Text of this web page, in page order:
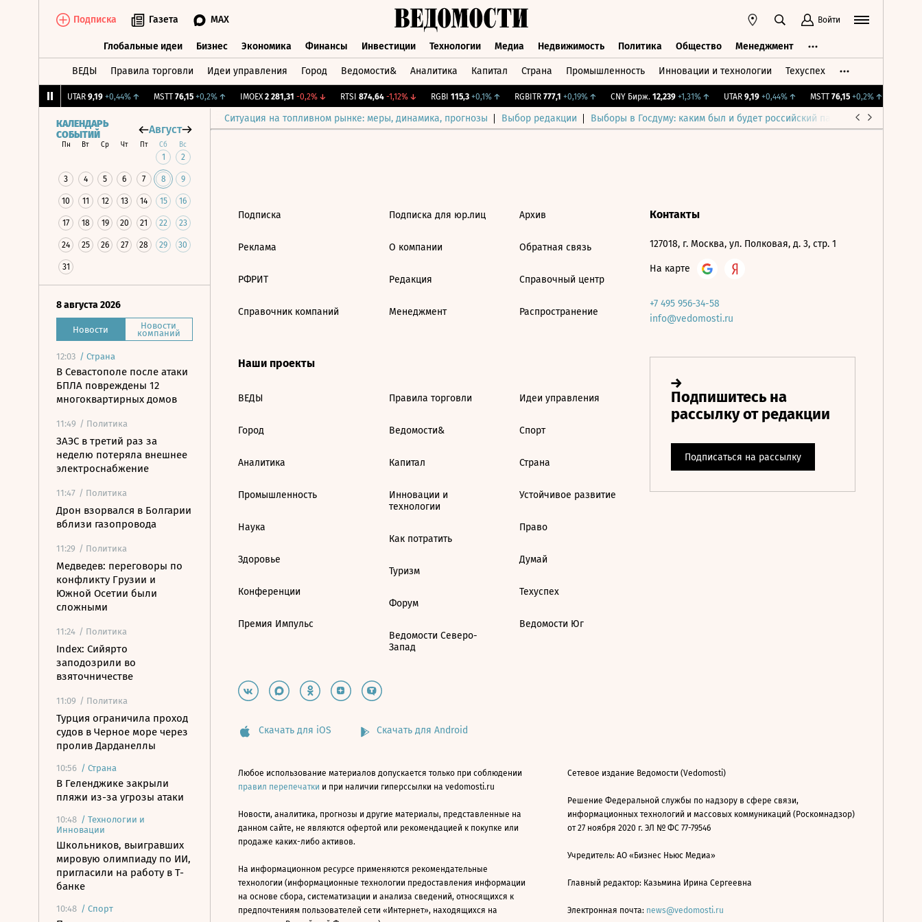
Подписка Газета MAX Войти
Глобальные идеи Бизнес Экономика Финансы Инвестиции Технологии Медиа Недвижимость Политика Общество Менеджмент
ВЕДЫ Правила торговли Идеи управления Город Ведомости& Аналитика Капитал Страна Промышленность Инновации и технологии Техуспех
UTAR 9,19 +0,44%↑ MSTT 76,15 +0,2%↑ IMOEX 2 281,31 -0,2%↓ RTSI 874,64 -1,12%↓ RGBI 115,3 +0,1%↑ RGBITR 777,1 +0,19%↑ CNY Бирж. 12,239 +1,31%↑ UTAR 9,19 +0,44%↑ MSTT 76,15 +0,2%↑
Ситуация на топливном рынке: меры, динамика, прогнозы Выбор редакции Выборы в Госдуму: каким был и будет российский парламент
КАЛЕНДАРЬ
СОБЫТИЙ
Август
Пн Вт Ср Чт Пт Сб Вс
1 2
3 4 5 6 7 8 9
10 11 12 13 14 15 16
17 18 19 20 21 22 23
24 25 26 27 28 29 30
31
8 августа 2026
Новости Новости
компаний
12:03 / Страна
В Севастополе после атаки
БПЛА повреждены 12
многоквартирных домов
11:49 / Политика
ЗАЭС в третий раз за
неделю потеряла внешнее
электроснабжение
11:47 / Политика
Дрон взорвался в Болгарии
вблизи газопровода
11:29 / Политика
Медведев: переговоры по
конфликту Грузии и
Южной Осетии были
сложными
11:24 / Политика
Index: Сийярто
заподозрили во
взяточничестве
11:09 / Политика
Турция ограничила проход
судов в Черное море через
пролив Дарданеллы
10:56 / Страна
В Геленджике закрыли
пляжи из-за угрозы атаки
10:48 / Технологии и
Инновации
Школьников, выигравших
мировую олимпиаду по ИИ,
пригласили на работу в Т-
банке
10:48 / Спорт
Подписка
Реклама
РФРИТ
Справочник компаний
Подписка для юр.лиц
О компании
Редакция
Менеджмент
Архив
Обратная связь
Справочный центр
Распространение
Наши проекты
ВЕДЫ
Город
Аналитика
Промышленность
Наука
Здоровье
Конференции
Премия Импульс
Правила торговли
Ведомости&
Капитал
Инновации и
технологии
Как потратить
Туризм
Форум
Ведомости Северо-
Запад
Идеи управления
Спорт
Страна
Устойчивое развитие
Право
Думай
Техуспех
Ведомости Юг
Контакты
127018, г. Москва, ул. Полковая, д. 3, стр. 1
На карте
+7 495 956-34-58
info@vedomosti.ru
Скачать для iOS Скачать для Android
Любое использование материалов допускается только при соблюдении
правил перепечатки и при наличии гиперссылки на vedomosti.ru
Новости, аналитика, прогнозы и другие материалы, представленные на
данном сайте, не являются офертой или рекомендацией к покупке или
продаже каких-либо активов.
На информационном ресурсе применяются рекомендательные
технологии (информационные технологии предоставления информации
на основе сбора, систематизации и анализа сведений, относящихся к
предпочтениям пользователей сети «Интернет», находящихся на
Сетевое издание Ведомости (Vedomosti)
Решение Федеральной службы по надзору в сфере связи,
информационных технологий и массовых коммуникаций (Роскомнадзор)
от 27 ноября 2020 г. ЭЛ № ФС 77-79546
Учредитель: АО «Бизнес Ньюс Медиа»
Главный редактор: Казьмина Ирина Сергеевна
Электронная почта: news@vedomosti.ru